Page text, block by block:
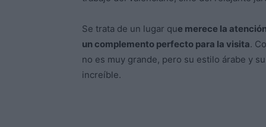
Se trata de un lugar que merece la
un complemento perfecto para la visita.
no es muy grande, pero su estilo árabe y
increíble.